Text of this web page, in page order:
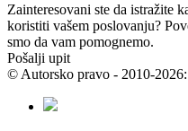
Zainteresovani ste da istražite
koristiti vašem poslovanju?
smo da vam pomognemo.
Pošalji upit
© Autorsko pravo - 2010-